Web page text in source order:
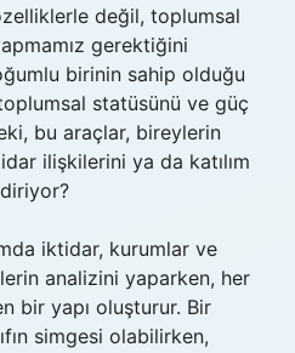
değil, toplumsal
gerektiğini
birinin sahip olduğu
statüsünü ve güç
bu araçlar, bireylerin
ilişkilerini ya da katılım
iktidar, kurumlar ve
analizini yaparken, her
bir yapı oluşturur. Bir
simgesi olabilirken,